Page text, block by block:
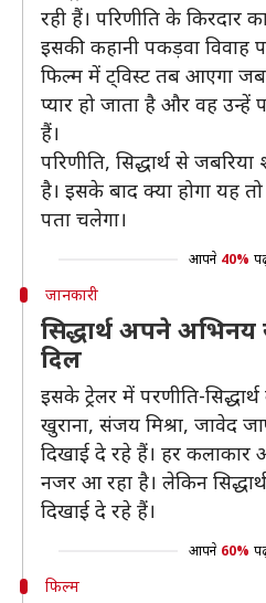
रही हैं। परिणीति के किरदार
इसकी कहानी पकड़वा विवाह
फिल्म में ट्विस्ट तब आएगा जब
प्यार हो जाता है और वह उन्हें
हैं।
परिणीति, सिद्धार्थ से
है। इसके बाद क्या होगा यह
पता चलेगा।
आपने 40%
जानकारी
सिद्धार्थ अपने
दिल
इसके ट्रेलर में परणीति-
खुराना, संजय मिश्रा, जावेद
दिखाई दे रहे हैं। हर कलाकार
नजर आ रहा है। लेकिन
दिखाई दे रहे हैं।
आपने 60%
फिल्म